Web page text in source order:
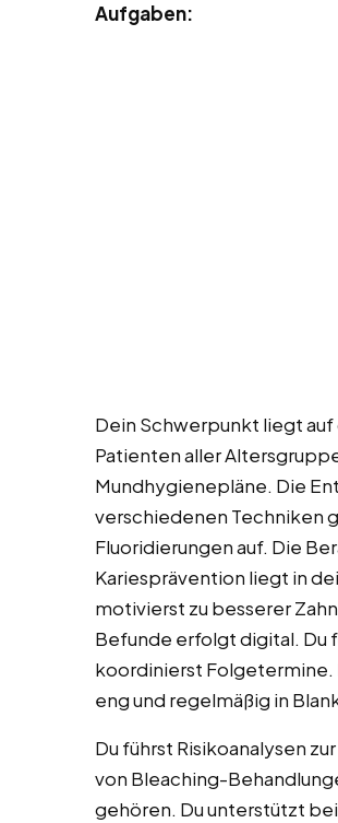
Aufgaben:
Dein Schwerpunkt liegt
Patienten aller
Mundhygienepläne. Die
verschiedenen Techniken
Fluoridierungen auf. Die
Kariesprävention liegt in
motivierst zu besserer
Befunde erfolgt digital. Du
koordinierst Folgetermine.
eng und regelmäßig in
Du führst Risikoanalysen
von Bleaching-
gehören. Du unterstützt